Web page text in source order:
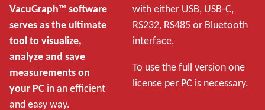
VacuGraph™ software
serves as the ultimate
tool to visualize,
analyze and save
measurements on
your PC in an efficient
and easy way.
with either USB, USB-C,
RS232, RS485 or Bluetooth
interface.
To use the full version one
license per PC is necessary.